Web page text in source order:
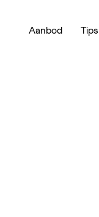
Aanbod Tips